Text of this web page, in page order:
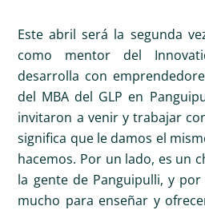
Este abril será la segunda
como mentor del
desarrolla con
del MBA del GLP en
invitaron a venir y trabajar
significa que le damos el
hacemos. Por un lado, es un
la gente de Panguipulli, y
mucho para enseñar y